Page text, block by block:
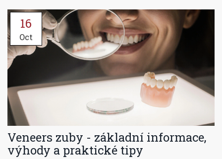
16
Oct
Veneers zuby - základní informace,
výhody a praktické tipy